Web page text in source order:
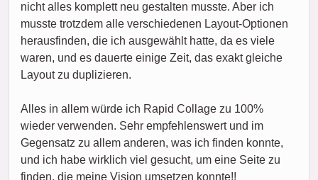
nicht alles komplett neu gestalten musste. Aber ich
musste trotzdem alle verschiedenen Layout-Optionen
herausfinden, die ich ausgewählt hatte, da es viele
waren, und es dauerte einige Zeit, das exakt gleiche
Layout zu duplizieren.
Alles in allem würde ich Rapid Collage zu 100%
wieder verwenden. Sehr empfehlenswert und im
Gegensatz zu allem anderen, was ich finden konnte,
und ich habe wirklich viel gesucht, um eine Seite zu
finden, die meine Vision umsetzen konnte!!